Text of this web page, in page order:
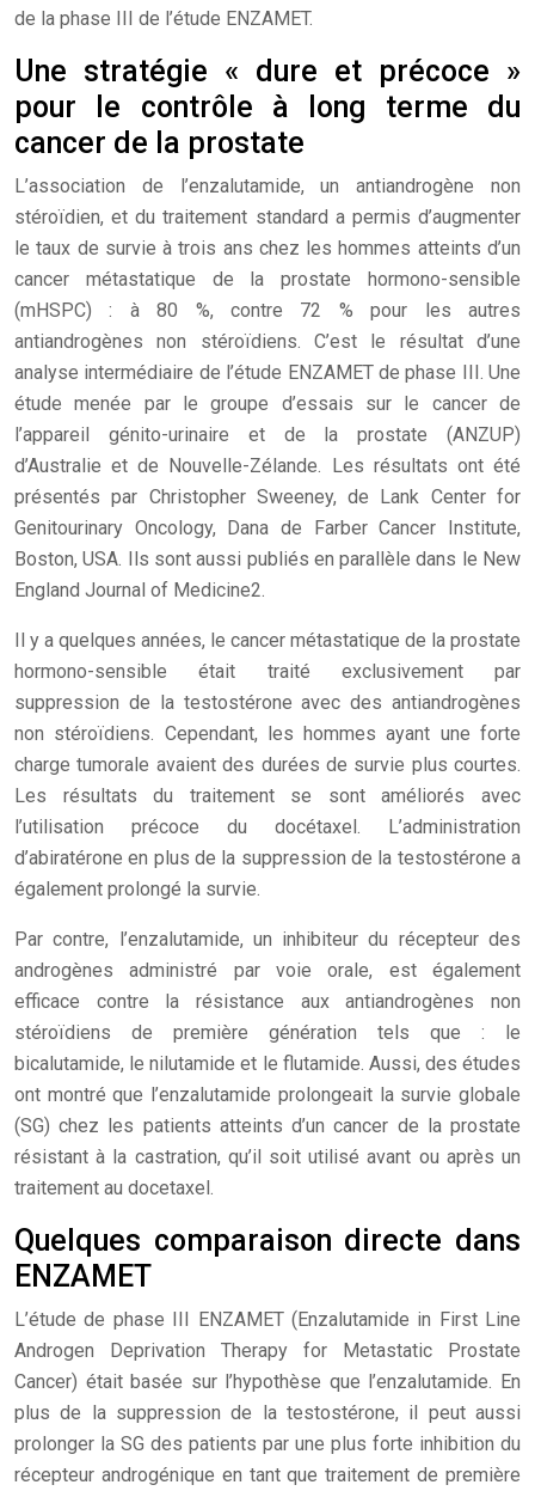
de la phase III de l’étude ENZAMET.
Une stratégie « dure et précoce »
pour le contrôle à long terme du
cancer de la prostate
L’association de l’enzalutamide, un antiandrogène non
stéroïdien, et du traitement standard a permis d’augmenter
le taux de survie à trois ans chez les hommes atteints d’un
cancer métastatique de la prostate hormono-sensible
(mHSPC) : à 80 %, contre 72 % pour les autres
antiandrogènes non stéroïdiens. C’est le résultat d’une
analyse intermédiaire de l’étude ENZAMET de phase III. Une
étude menée par le groupe d’essais sur le cancer de
l’appareil génito-urinaire et de la prostate (ANZUP)
d’Australie et de Nouvelle-Zélande. Les résultats ont été
présentés par Christopher Sweeney, de Lank Center for
Genitourinary Oncology, Dana de Farber Cancer Institute,
Boston, USA. Ils sont aussi publiés en parallèle dans le New
England Journal of Medicine2.
Il y a quelques années, le cancer métastatique de la prostate
hormono-sensible était traité exclusivement par
suppression de la testostérone avec des antiandrogènes
non stéroïdiens. Cependant, les hommes ayant une forte
charge tumorale avaient des durées de survie plus courtes.
Les résultats du traitement se sont améliorés avec
l’utilisation précoce du docétaxel. L’administration
d’abiratérone en plus de la suppression de la testostérone a
également prolongé la survie.
Par contre, l’enzalutamide, un inhibiteur du récepteur des
androgènes administré par voie orale, est également
efficace contre la résistance aux antiandrogènes non
stéroïdiens de première génération tels que : le
bicalutamide, le nilutamide et le flutamide. Aussi, des études
ont montré que l’enzalutamide prolongeait la survie globale
(SG) chez les patients atteints d’un cancer de la prostate
résistant à la castration, qu’il soit utilisé avant ou après un
traitement au docetaxel.
Quelques comparaison directe dans
ENZAMET
L’étude de phase III ENZAMET (Enzalutamide in First Line
Androgen Deprivation Therapy for Metastatic Prostate
Cancer) était basée sur l’hypothèse que l’enzalutamide. En
plus de la suppression de la testostérone, il peut aussi
prolonger la SG des patients par une plus forte inhibition du
récepteur androgénique en tant que traitement de première